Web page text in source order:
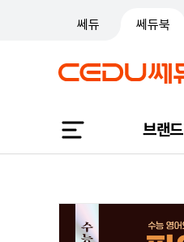
쎄듀 쎄듀북
브랜드